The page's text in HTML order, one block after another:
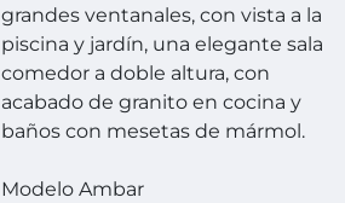
grandes ventanales, con vista a la
piscina y jardín, una elegante sala
comedor a doble altura, con
acabado de granito en cocina y
baños con mesetas de mármol.
Modelo Ambar